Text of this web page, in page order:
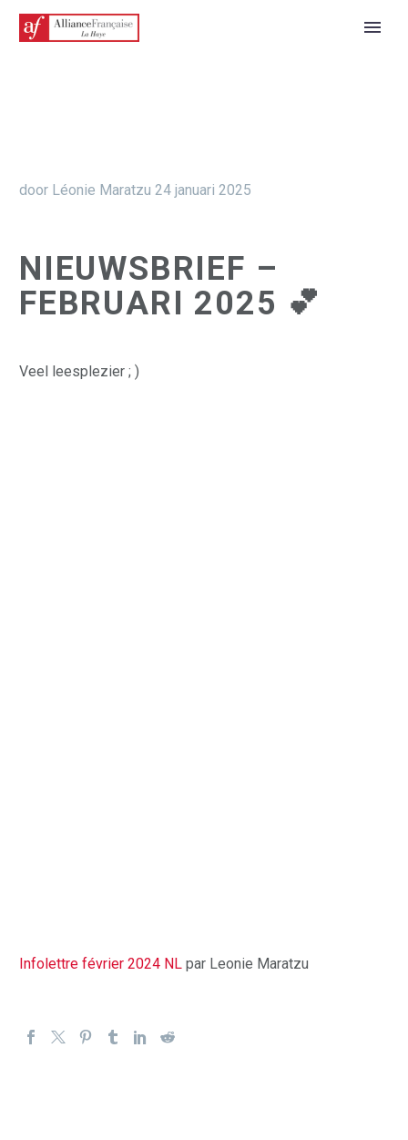
door Léonie Maratzu 24 januari 2025
NIEUWSBRIEF –
FEBRUARI 2025 💕
Veel leesplezier ; )
Infolettre février 2024 NL par Leonie Maratzu